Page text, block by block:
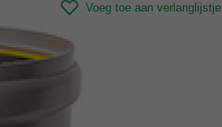
Voeg toe aan verlanglijstje